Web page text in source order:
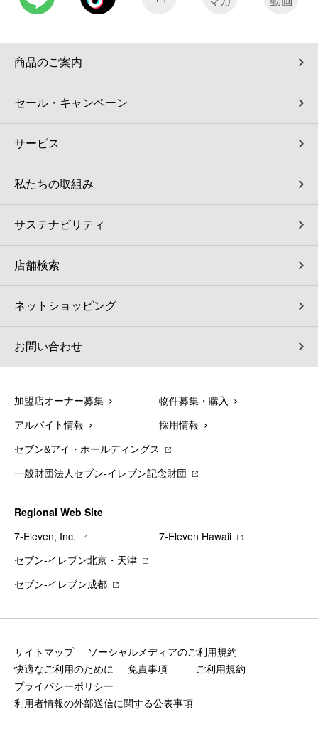
商品のご案内
セール・キャンペーン
サービス
私たちの取組み
サステナビリティ
店舗検索
ネットショッピング
お問い合わせ
加盟店オーナー募集 物件募集・購入
アルバイト情報 採用情報
セブン&アイ・ホールディングス
一般財団法人セブン-イレブン記念財団
Regional Web Site
7‐Eleven, Inc.
7‐Eleven Hawaii
セブン‐イレブン北京・天津
セブン‐イレブン成都
サイトマップ
ソーシャルメディアのご利用規約
快適なご利用のために
免責事項
ご利用規約
プライバシーポリシー
利用者情報の外部送信に関する公表事項